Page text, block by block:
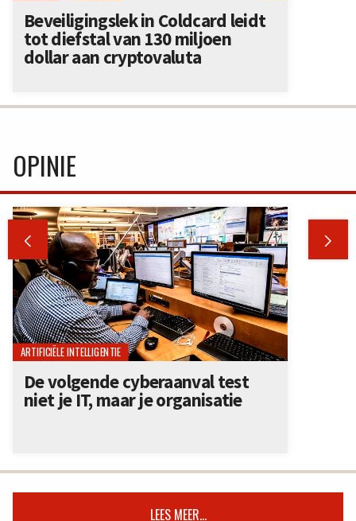
Beveiligingslek in Coldcard leidt
tot diefstal van 130 miljoen
dollar aan cryptovaluta
OPINIE
 
ARTIFICIËLE INTELLIGENTIE
De volgende cyberaanval test
niet je IT, maar je organisatie
LEES MEER...